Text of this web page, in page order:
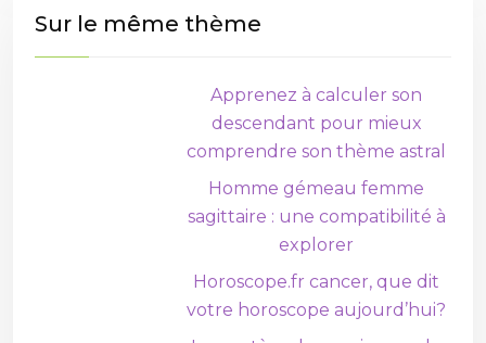
Sur le même thème
Apprenez à calculer son
descendant pour mieux
comprendre son thème astral
Homme gémeau femme
sagittaire : une compatibilité à
explorer
Horoscope.fr cancer, que dit
votre horoscope aujourd’hui?